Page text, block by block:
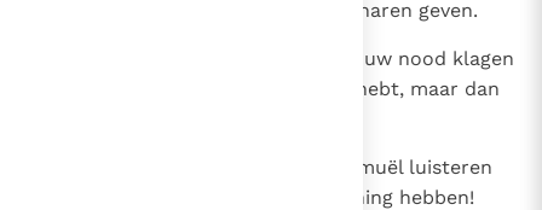
en die aan zijn hovelingen en dienaren geven.
Als het zover is, zult u bij Jahwe uw nood klagen
over de koning die u zelf gewild hebt, maar dan
Maar het volk wilde niet naar Samuël luisteren
en zei: `Toch moeten wij een koning hebben!